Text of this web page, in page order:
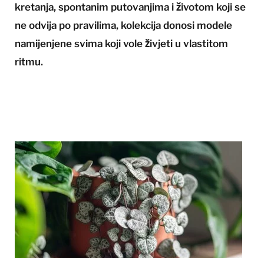
kretanja, spontanim putovanjima i životom koji se
ne odvija po pravilima, kolekcija donosi modele
namijenjene svima koji vole živjeti u vlastitom
ritmu.